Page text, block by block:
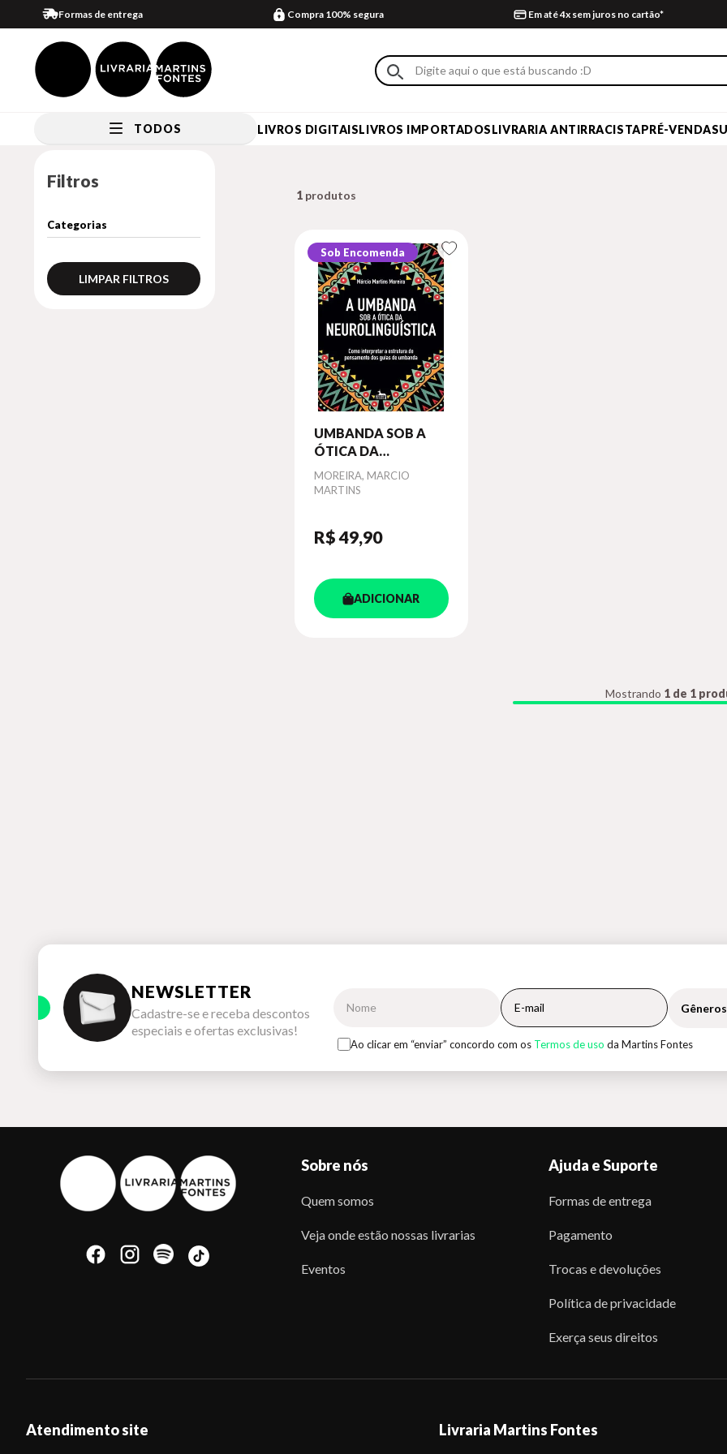
Formas de entrega Compra 100% segura Em até 4x sem juros no cartão*
TODOS LIVROS DIGITAISLIVROS IMPORTADOSLIVRARIA ANTIRRACISTAPRÉ-VENDA
Filtros
LIMPAR FILTROS
1
Sob Encomenda
UMBANDA SOB A
ÓTICA DA
NEUROLINGUÍSTICA
Autor
MOREIRA, MARCIO
MARTINS
R$ 49,90
ADICIONAR
Mostrando 1 de 1
NEWSLETTER
Cadastre-se e receba descontos
especiais e ofertas exclusivas!
Ao clicar em “enviar” concordo com os Termos de uso da Martins Fontes
Sobre nós
Quem somos
Veja onde estão nossas livrarias
Eventos
Ajuda e Suporte
Formas de entrega
Pagamento
Trocas e devoluções
Política de privacidade
Exerça seus direitos
Atendimento site Livraria Martins Fontes